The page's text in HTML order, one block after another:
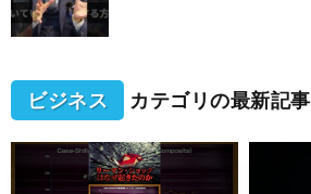
ビジネス カテゴリの最新記事